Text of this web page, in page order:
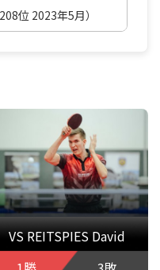
位 2023年5月）
VS REITSPIES David